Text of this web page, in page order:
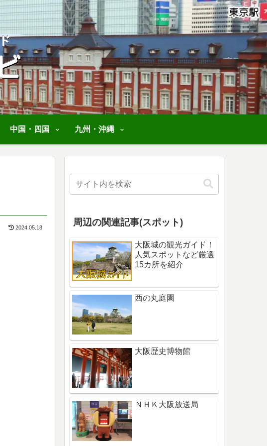
中国・四国 九州・沖縄
2024.05.18 周辺の関連記事(スポット)
大阪城の観光ガイド！
人気スポットなど厳選
15カ所を紹介
西の丸庭園
大阪歴史博物館
ＮＨＫ大阪放送局